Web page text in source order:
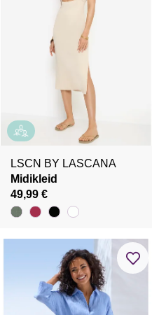
LSCN BY LASCANA
Midikleid
49,99 €